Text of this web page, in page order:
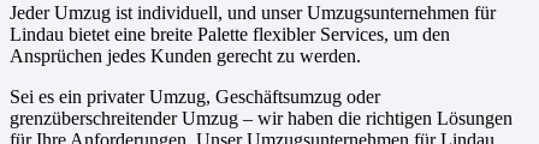
Jeder Umzug ist individuell, und unser Umzugsunternehmen für
Lindau bietet eine breite Palette flexibler Services, um den
Ansprüchen jedes Kunden gerecht zu werden.
Sei es ein privater Umzug, Geschäftsumzug oder
grenzüberschreitender Umzug – wir haben die richtigen Lösungen
für Ihre Anforderungen. Unser Umzugsunternehmen für Lindau